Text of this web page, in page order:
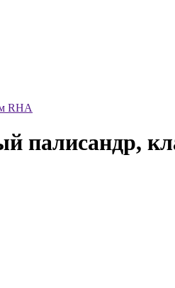
RHA
палисандр,